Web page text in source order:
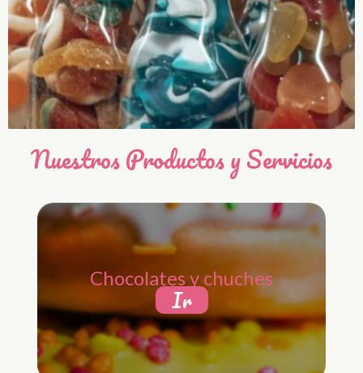
Nuestros Productos y Servicios
Chocolates y chuches
Ir